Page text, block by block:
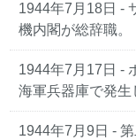
1944年7月18日 -
機内閣が総辞職。
1944年7月17日 -
海軍兵器庫で発生
1944年7月9日 -